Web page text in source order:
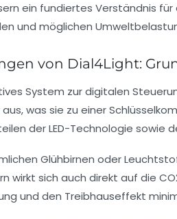
ein fundiertes Verständnis
und möglichen
von Dial4Light:
System zur digitalen
was sie zu einer
der LED-Technologie sowie
Glühbirnen oder
wirkt sich auch direkt auf die
und den Treibhauseffekt